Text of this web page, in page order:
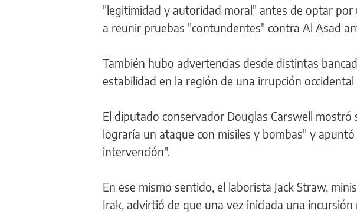
"legitimidad y autoridad moral" antes de optar
a reunir pruebas "contundentes" contra Al Asad
También hubo advertencias desde distintas
estabilidad en la región de una irrupción occidental
El diputado conservador Douglas Carswell
lograría un ataque con misiles y bombas" y
intervención".
En ese mismo sentido, el laborista Jack Straw,
Irak, advirtió de que una vez iniciada una